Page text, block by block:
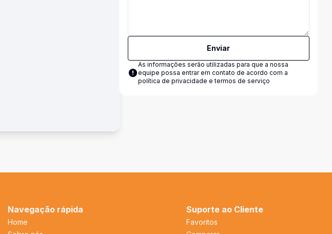
Enviar
As informações serão utilizadas para que a nossa
equipe possa entrar em contato de acordo com a
política de privacidade e termos de serviço
Navegação rápida
Home
Suporte ao Cliente
Favoritos